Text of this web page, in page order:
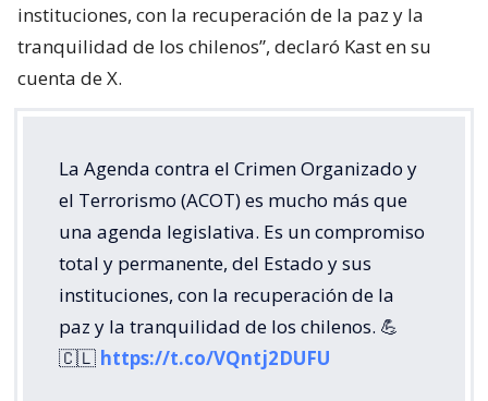
instituciones, con la recuperación de la paz y la
tranquilidad de los chilenos”, declaró Kast en su
cuenta de X.
La Agenda contra el Crimen Organizado y
el Terrorismo (ACOT) es mucho más que
una agenda legislativa. Es un compromiso
total y permanente, del Estado y sus
instituciones, con la recuperación de la
paz y la tranquilidad de los chilenos. 💪
🇨🇱 https://t.co/VQntj2DUFU